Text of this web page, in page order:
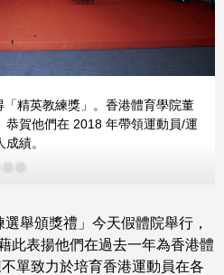
精英教練獎」。香港體育學院董
恭賀他們在 2018 年帶領運動員/運
績。
選舉頒獎禮」今天假體院舉行，
此表揚他們在過去一年為香港體
單致力於培育香港運動員在各